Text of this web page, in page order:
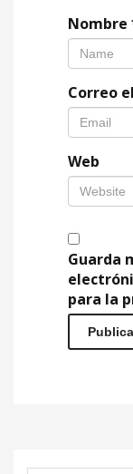
Nombre
Correo
Web
Guarda
para la